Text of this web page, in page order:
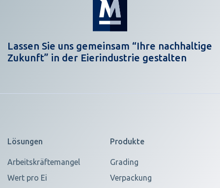
Lassen Sie uns gemeinsam “Ihre nachhaltige
Zukunft” in der Eierindustrie gestalten
Lösungen
Arbeitskräftemangel
Wert pro Ei
Produkte
Grading
Verpackung